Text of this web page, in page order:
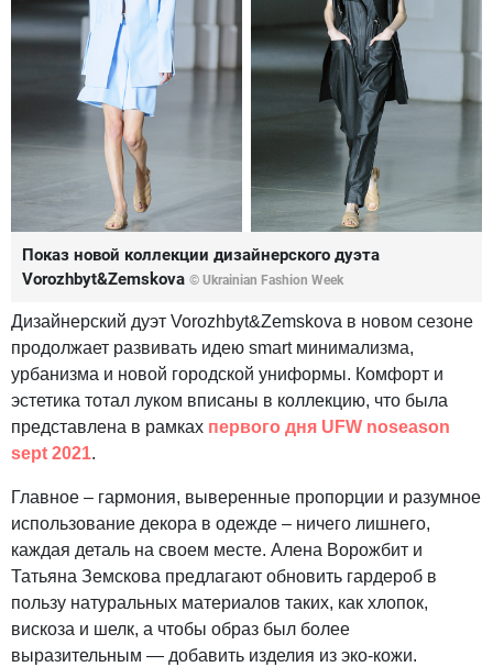
Показ новой коллекции дизайнерского дуэта
Vorozhbyt&Zemskova © Ukrainian Fashion Week
Дизайнерский дуэт Vorozhbyt&Zemskova в новом сезоне
продолжает развивать идею smart минимализма,
урбанизма и новой городской униформы. Комфорт и
эстетика тотал луком вписаны в коллекцию, что была
представлена в рамках первого дня UFW noseason
sept 2021.
Главное – гармония, выверенные пропорции и разумное
использование декора в одежде – ничего лишнего,
каждая деталь на своем месте. Алена Ворожбит и
Татьяна Земскова предлагают обновить гардероб в
пользу натуральных материалов таких, как хлопок,
вискоза и шелк, а чтобы образ был более
выразительным — добавить изделия из эко-кожи.